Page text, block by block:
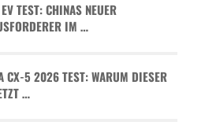
TEST: CHINAS NEUER
IM …
CX-5 2026 TEST: WARUM DIESER
…